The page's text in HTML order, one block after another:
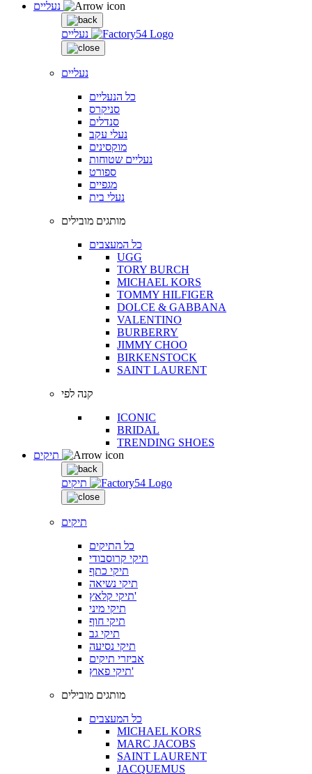
נעליים
נעליים
כל הנעליים
סניקרס
סנדלים
נעלי עקב
מוקסינים
נעליים שטוחות
ספורט
מגפיים
נעלי בית
מותגים מובילים
כל המעצבים
UGG
TORY BURCH
MICHAEL KORS
TOMMY HILFIGER
DOLCE & GABBANA
VALENTINO
BURBERRY
JIMMY CHOO
BIRKENSTOCK
SAINT LAURENT
קנה לפי
ICONIC
BRIDAL
TRENDING SHOES
תיקים
תיקים
כל התיקים
תיקי קרוסבודי
תיקי כתף
תיקי נשיאה
תיקי קלאץ'
תיקי מיני
תיקי חוף
תיקי גב
תיקי נסיעה
אביזרי תיקים
תיקי פאוץ'
מותגים מובילים
כל המעצבים
MICHAEL KORS
MARC JACOBS
SAINT LAURENT
JACQUEMUS